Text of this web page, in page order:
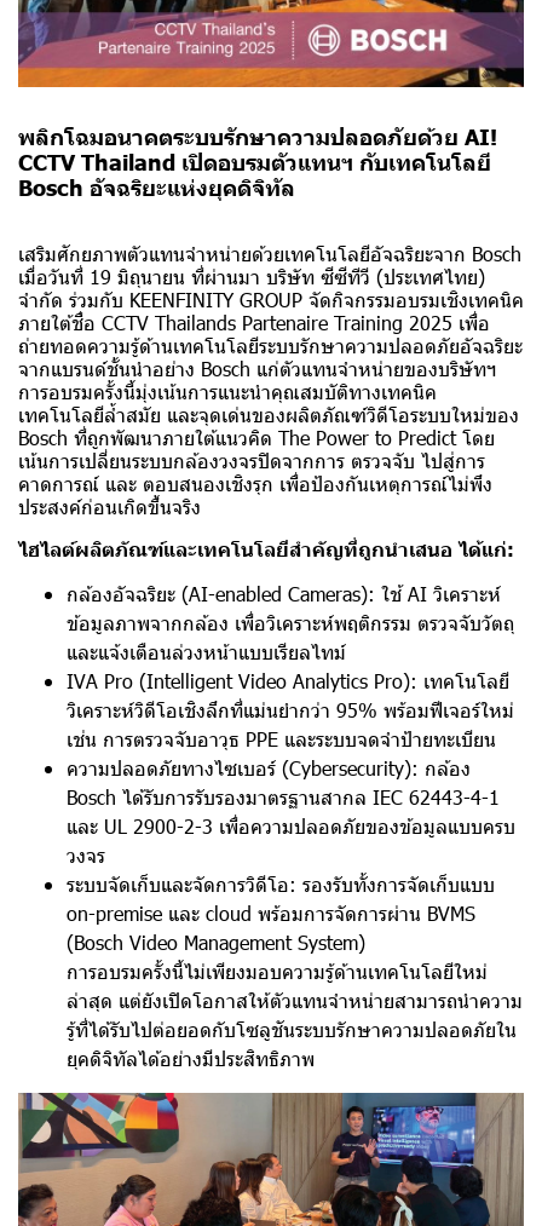
พลิกโฉมอนาคตระบบรักษาความปลอดภัยด้วย AI!
CCTV Thailand เปิดอบรมตัวแทนฯ กับเทคโนโลยี
Bosch อัจฉริยะแห่งยุคดิจิทัล
เสริมศักยภาพตัวแทนจำหน่ายด้วยเทคโนโลยีอัจฉริยะจาก Bosch
เมื่อวันที่ 19 มิถุนายน ที่ผ่านมา บริษัท ซีซีทีวี (ประเทศไทย)
จำกัด ร่วมกับ KEENFINITY GROUP จัดกิจกรรมอบรมเชิงเทคนิค
ภายใต้ชื่อ CCTV Thailands Partenaire Training 2025 เพื่อ
ถ่ายทอดความรู้ด้านเทคโนโลยีระบบรักษาความปลอดภัยอัจฉริยะ
จากแบรนด์ชั้นนำอย่าง Bosch แก่ตัวแทนจำหน่ายของบริษัทฯ
การอบรมครั้งนี้มุ่งเน้นการแนะนำคุณสมบัติทางเทคนิค
เทคโนโลยีล้ำสมัย และจุดเด่นของผลิตภัณฑ์วิดีโอระบบใหม่ของ
Bosch ที่ถูกพัฒนาภายใต้แนวคิด The Power to Predict โดย
เน้นการเปลี่ยนระบบกล้องวงจรปิดจากการ ตรวจจับ ไปสู่การ
คาดการณ์ และ ตอบสนองเชิงรุก เพื่อป้องกันเหตุการณ์ไม่พึง
ประสงค์ก่อนเกิดขึ้นจริง
ไฮไลต์ผลิตภัณฑ์และเทคโนโลยีสำคัญที่ถูกนำเสนอ ได้แก่:
กล้องอัจฉริยะ (AI-enabled Cameras): ใช้ AI วิเคราะห์
ข้อมูลภาพจากกล้อง เพื่อวิเคราะห์พฤติกรรม ตรวจจับวัตถุ
และแจ้งเตือนล่วงหน้าแบบเรียลไทม์
IVA Pro (Intelligent Video Analytics Pro): เทคโนโลยี
วิเคราะห์วิดีโอเชิงลึกที่แม่นยำกว่า 95% พร้อมฟีเจอร์ใหม่
เช่น การตรวจจับอาวุธ PPE และระบบจดจำป้ายทะเบียน
ความปลอดภัยทางไซเบอร์ (Cybersecurity): กล้อง
Bosch ได้รับการรับรองมาตรฐานสากล IEC 62443-4-1
และ UL 2900-2-3 เพื่อความปลอดภัยของข้อมูลแบบครบ
วงจร
ระบบจัดเก็บและจัดการวิดีโอ: รองรับทั้งการจัดเก็บแบบ
on-premise และ cloud พร้อมการจัดการผ่าน BVMS
(Bosch Video Management System)
การอบรมครั้งนี้ไม่เพียงมอบความรู้ด้านเทคโนโลยีใหม่
ล่าสุด แต่ยังเปิดโอกาสให้ตัวแทนจำหน่ายสามารถนำความ
รู้ที่ได้รับไปต่อยอดกับโซลูชันระบบรักษาความปลอดภัยใน
ยุคดิจิทัลได้อย่างมีประสิทธิภาพ